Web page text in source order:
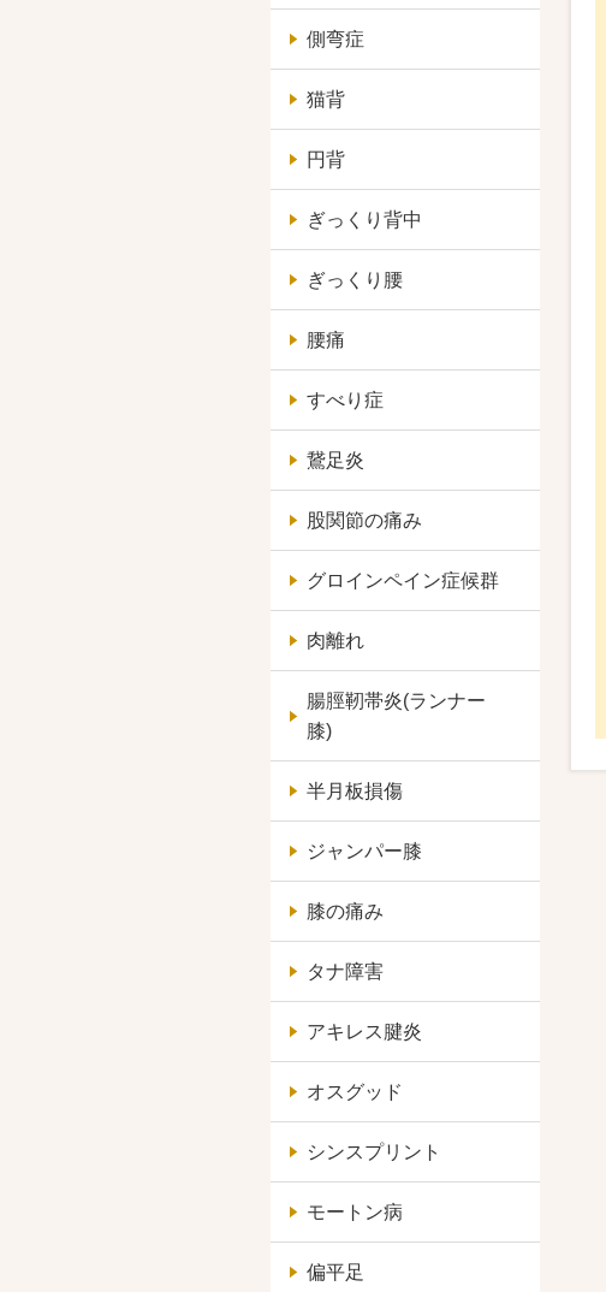
側弯症
猫背
円背
ぎっくり背中
ぎっくり腰
腰痛
すべり症
鵞足炎
股関節の痛み
グロインペイン症候群
肉離れ
腸脛靭帯炎(ランナー
膝)
半月板損傷
ジャンパー膝
膝の痛み
タナ障害
アキレス腱炎
オスグッド
シンスプリント
モートン病
偏平足